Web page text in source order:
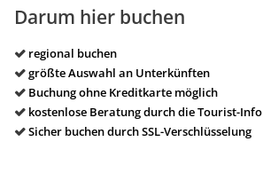
Darum hier buchen
regional buchen
größte Auswahl an Unterkünften
Buchung ohne Kreditkarte möglich
kostenlose Beratung durch die Tourist-Info
Sicher buchen durch SSL-Verschlüsselung